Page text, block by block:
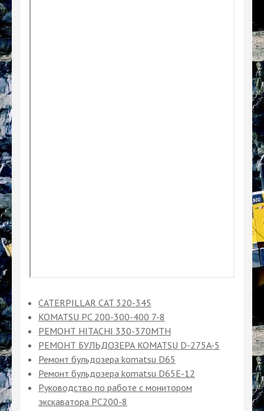
CATERPILLAR CAT 320-345
KOMATSU PC 200-300-400 7-8
РЕМОНТ HITACHI 330-370MTH
РЕМОНТ БУЛЬДОЗЕРА KOMATSU D-275A-5
Ремонт бульдозера komatsu D65
Ремонт бульдозера komatsu D65Е-12
Руководство по работе с монитором
экскаватора PC200-8